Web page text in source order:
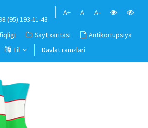
(95) 193-11-43
A+ A A-
Sayt xaritasi
Antikorrupsiya
Til
Davlat ramzlari